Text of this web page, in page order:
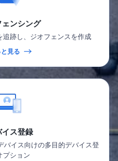
ンシング
跡し、ジオフェンスを作成
見る
イス登録
イス向けの多目的デバイス登
プション